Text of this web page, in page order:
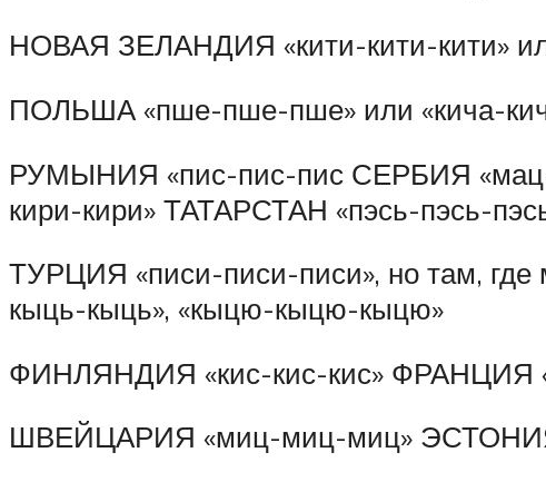
НОВАЯ ЗЕЛАНДИЯ «кити-кити-кити»
ПОЛЬША «пше-пше-пше» или «кича-
РУМЫНИЯ «пис-пис-пис СЕРБИЯ
кири-кири» ТАТАРСТАН «пэсь-пэсь-
ТУРЦИЯ «писи-писи-писи», но там, где
кыць-кыць», «кыцю-кыцю-кыцю»
ФИНЛЯНДИЯ «кис-кис-кис» ФРАНЦИЯ
ШВЕЙЦАРИЯ «миц-миц-миц»